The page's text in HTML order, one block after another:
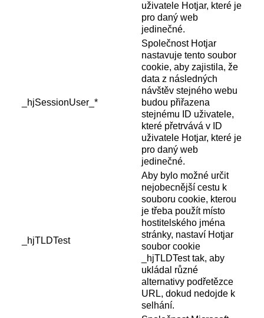
uživatele Hotjar, které je
pro daný web
jedinečné.
_hjSessionUser_*
Společnost Hotjar
nastavuje tento soubor
cookie, aby zajistila, že
data z následných
návštěv stejného webu
budou přiřazena
stejnému ID uživatele,
které přetrvává v ID
uživatele Hotjar, které je
pro daný web
jedinečné.
_hjTLDTest
Aby bylo možné určit
nejobecnější cestu k
souboru cookie, kterou
je třeba použít místo
hostitelského jména
stránky, nastaví Hotjar
soubor cookie
_hjTLDTest tak, aby
ukládal různé
alternativy podřetězce
URL, dokud nedojde k
selhání.